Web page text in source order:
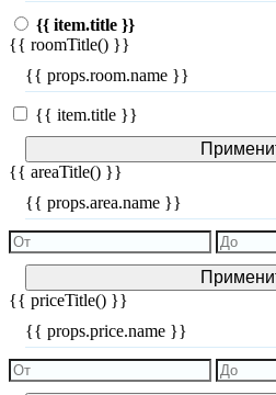
{{ item.title }}
{{ roomTitle() }}
{{ props.room.name }}
{{ item.title }}
{{ areaTitle() }}
{{ props.area.name }}
{{ priceTitle() }}
{{ props.price.name }}